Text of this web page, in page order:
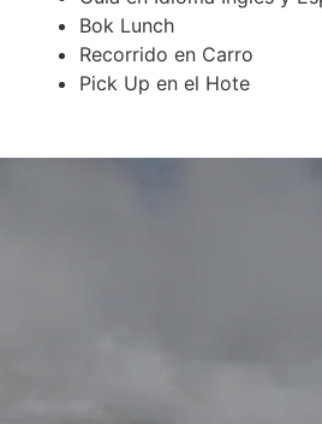
Bok Lunch
Recorrido en Carro
Pick Up en el Hote